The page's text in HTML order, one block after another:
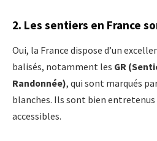
2. Les sentiers en France
Oui, la France dispose d’un
balisés, notamment les GR
Randonnée), qui sont marqués
blanches. Ils sont bien
accessibles.